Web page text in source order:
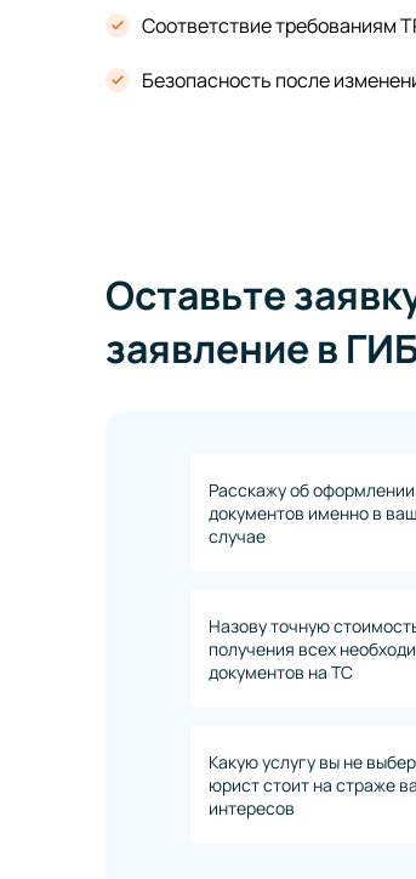
Соответствие требованиям
Безопасность после
Оставьте
заявление в
Расскажу об оформлении
документов именно в
случае
Назову точную
получения всех
документов на ТС
Какую услугу вы не
юрист стоит на страже
интересов